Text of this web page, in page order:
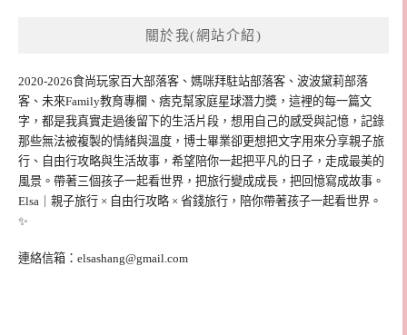
關於我(網站介紹)
2020-2026食尚玩家百大部落客、媽咪拜駐站部落客、波波黛莉部落
客、未來Family教育專欄、痞克幫家庭星球潛力獎，這裡的每一篇文
字，都是我真實走過後留下的生活片段，想用自己的感受與記憶，記錄
那些無法被複製的情緒與溫度，博士畢業卻更想把文字用來分享親子旅
行、自由行攻略與生活故事，希望陪你一起把平凡的日子，走成最美的
風景。帶著三個孩子一起看世界，把旅行變成成長，把回憶寫成故事。
Elsa｜親子旅行 × 自由行攻略 × 省錢旅行，陪你帶著孩子一起看世界。
✨
連絡信箱： elsashang@gmail.com